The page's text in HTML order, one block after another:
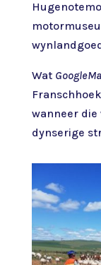
Wat
wanneer
dynserige